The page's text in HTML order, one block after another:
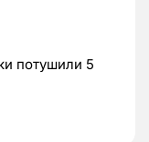
потушили 5